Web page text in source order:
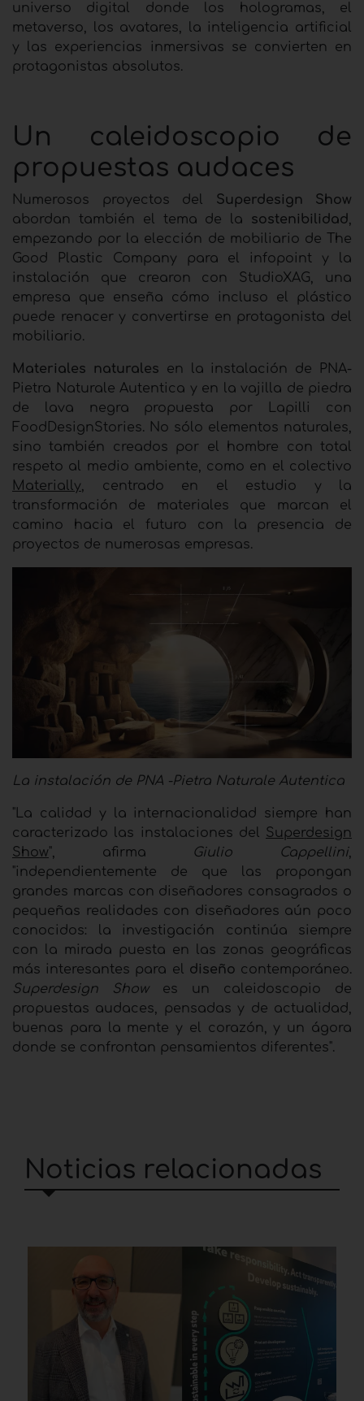
universo digital donde los hologramas, el
metaverso, los avatares, la inteligencia artificial
y las experiencias inmersivas se convierten en
protagonistas absolutos.
Un caleidoscopio de
propuestas audaces
Numerosos proyectos del Superdesign Show
abordan también el tema de la sostenibilidad,
empezando por la elección de mobiliario de The
Good Plastic Company para el infopoint y la
instalación que crearon con StudioXAG, una
empresa que enseña cómo incluso el plástico
puede renacer y convertirse en protagonista del
mobiliario.
Materiales naturales en la instalación de PNA-
Pietra Naturale Autentica y en la vajilla de piedra
de lava negra propuesta por Lapilli con
FoodDesignStories. No sólo elementos naturales,
sino también creados por el hombre con total
respeto al medio ambiente, como en el colectivo
Materially, centrado en el estudio y la
transformación de materiales que marcan el
camino hacia el futuro con la presencia de
proyectos de numerosas empresas.
La instalación de PNA -Pietra Naturale Autentica
"La calidad y la internacionalidad siempre han
caracterizado las instalaciones del Superdesign
Show", afirma Giulio Cappellini,
"independientemente de que las propongan
grandes marcas con diseñadores consagrados o
pequeñas realidades con diseñadores aún poco
conocidos: la investigación continúa siempre
con la mirada puesta en las zonas geográficas
más interesantes para el diseño contemporáneo.
Superdesign Showes un caleidoscopio de
propuestas audaces, pensadas y de actualidad,
buenas para la mente y el corazón, y un ágora
donde se confrontan pensamientos diferentes".
Noticias relacionadas